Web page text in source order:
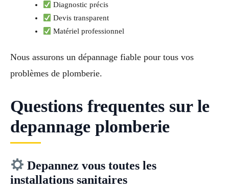
Diagnostic précis
Devis transparent
Matériel professionnel
Nous assurons un dépannage fiable pour tous vos
problèmes de plomberie.
Questions frequentes sur le
depannage plomberie
Depannez vous toutes les
installations sanitaires